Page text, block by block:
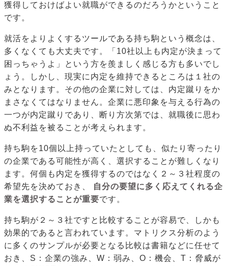
獲得しておけばよい就職ができるのだろうかということ
です。
就活をよりよくするツールである持ち駒という概念は、
多くなくても大丈夫です。「10社以上も内定が決まって
困っちゃうよ」という方を羨ましく感じる方も多いでし
ょう。しかし、現実に内定を維持できるところは１社の
みとなります。その他の企業に対しては、内定蹴りをか
まさなくてはなりません。企業に悪印象を与える行為の
一つが内定蹴りであり、断り方次第では、就職後に思わ
ぬ不利益を被ることが考えられます。
持ち駒を10個以上持っていたとしても、似たり寄ったり
の企業である可能性が高く、選択することが難しくなり
ます。何個も内定を獲得するのではなく２～３社程度の
希望先を決めておき、
自分の要望に多く応えてくれる企
業を選択することが重要です。
持ち駒が２～３社ですと比較することが容易で、しかも
効果的であると言われています。マトリクス分析のよう
に多くのサンプルが必要となる比較は書籍などに任せて
おき、S：企業の強み、W：弱み、O：機会、T：脅威が